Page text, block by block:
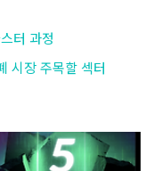
터 과정
시장 주목할 섹터